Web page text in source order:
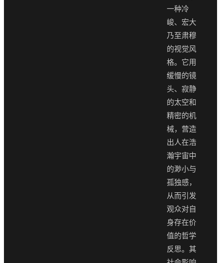
一种冷
峻、宏大
乃至肃穆
的视觉风
格。它用
缓慢的镜
头、寂静
的太空和
精密的机
械，营造
出人在浩
瀚宇宙中
的渺小与
孤独感，
从而引发
观众对自
身存在价
值的哲学
反思。其